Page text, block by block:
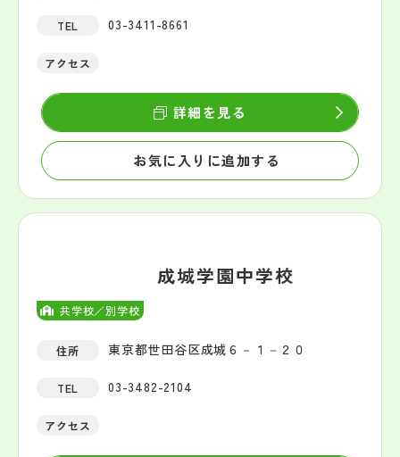
TEL 03-3411-8661
アクセス
お気に入りに追加する
詳細を見る
共学校／別学校
成城学園中学校
住所 東京都世田谷区成城６－１－２０
TEL 03-3482-2104
アクセス